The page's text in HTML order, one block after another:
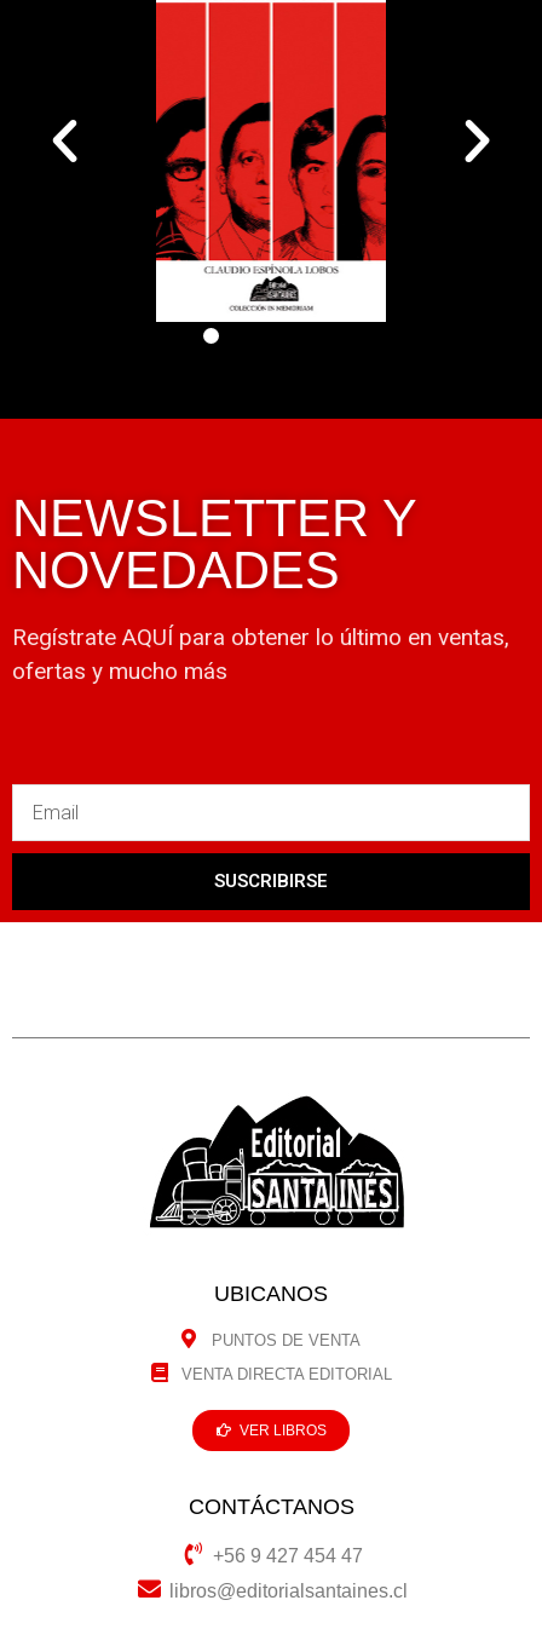
NEWSLETTER Y
NOVEDADES
Regístrate AQUÍ para obtener lo último en ventas,
ofertas y mucho más
SUSCRIBIRSE
UBICANOS
PUNTOS DE VENTA
VENTA DIRECTA EDITORIAL
VER LIBROS
CONTÁCTANOS
+56 9 427 454 47
libros@editorialsantaines.cl